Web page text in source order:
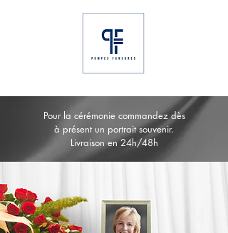
Pour la cérémonie commandez dès
à présent un portrait souvenir.
Livraison en 24h/48h